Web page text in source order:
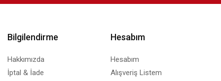
Bilgilendirme
Hakkımızda
İptal & İade
Hesabım
Hesabım
Alışveriş Listem